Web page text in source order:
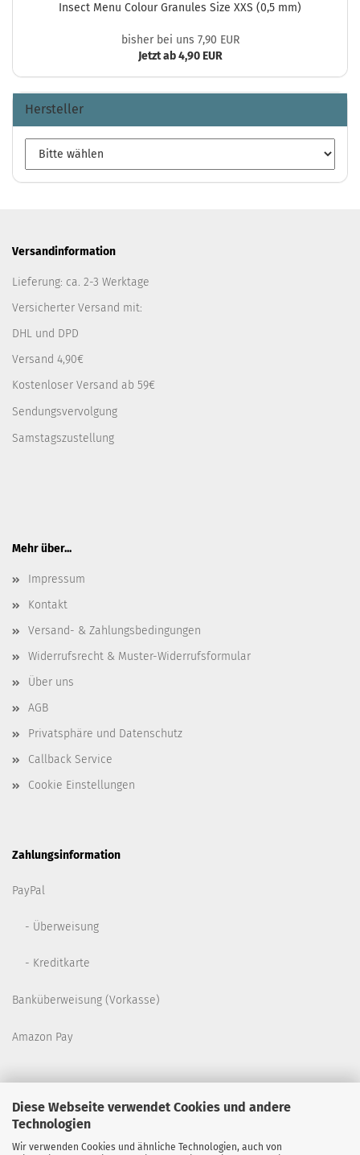
Diese Webseite verwendet Cookies und andere
Technologien
Wir verwenden Cookies und ähnliche Technologien, auch von
Insect Menu Colour Granules Size XXS (0,5 mm)
bisher bei uns 7,90 EUR
Jetzt ab 4,90 EUR
Hersteller
Versandinformation
Lieferung: ca. 2-3 Werktage
Versicherter Versand mit:
DHL und DPD
Versand 4,90€
Kostenloser Versand ab 59€
Sendungsvervolgung
Samstagszustellung
Mehr über...
Impressum
Kontakt
Versand- & Zahlungsbedingungen
Widerrufsrecht & Muster-Widerrufsformular
Über uns
AGB
Privatsphäre und Datenschutz
Callback Service
Cookie Einstellungen
Zahlungsinformation
PayPal
- Überweisung
- Kreditkarte
Banküberweisung (Vorkasse)
Amazon Pay